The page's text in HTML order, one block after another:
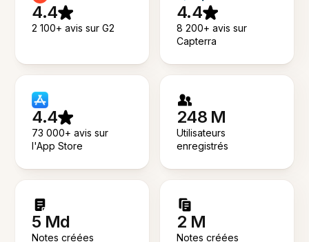
4.4
2 100+ avis sur G2
4.4
8 200+ avis sur
Capterra
4.4
73 000+ avis sur
l'App Store
248 M
Utilisateurs
enregistrés
5 Md
Notes créées
2 M
Notes créées